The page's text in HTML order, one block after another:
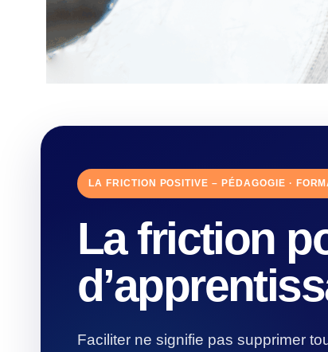
LA FRICTION POSITIVE – PÉDAGOGIE ·
La friction
Faciliter ne signifie pas supprimer